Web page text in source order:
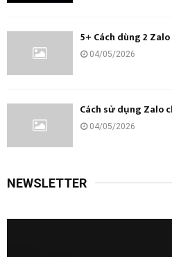
5+ Cách dùng 2
04/05/2026
Cách sử dụng Zalo
04/05/2026
NEWSLETTER